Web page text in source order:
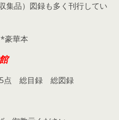
集品）図録も多く刊行してい
豪華本
点 総目録 総図録